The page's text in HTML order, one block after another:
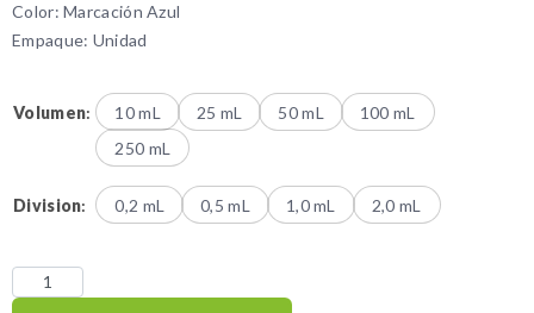
Color: Marcación Azul
Empaque: Unidad
Volumen: 10 mL 25 mL 50 mL
100 mL
250 mL
Division: 0,2 mL 0,5 mL 1,0 mL 2,0 mL